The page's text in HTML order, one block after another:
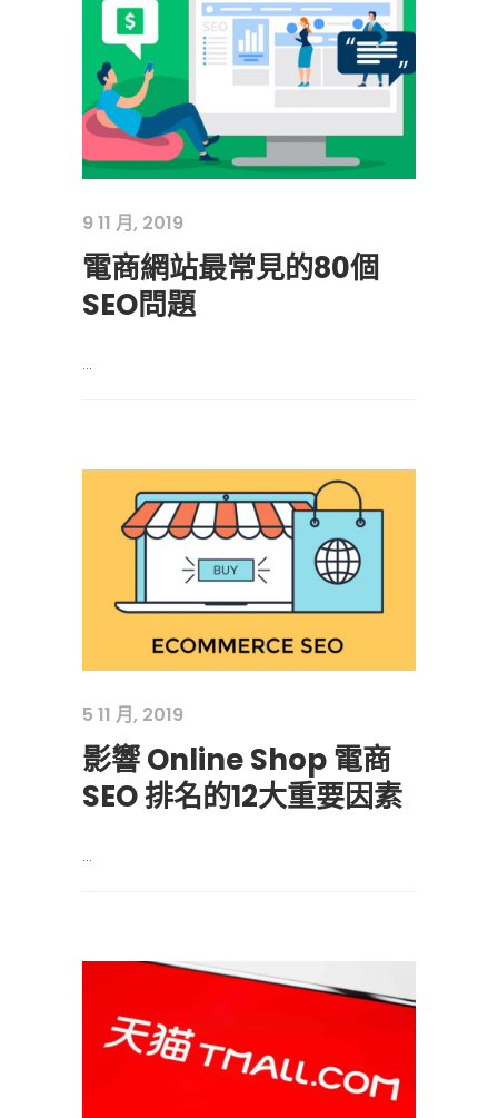
9 11 月, 2019
電商網站最常見的80個
SEO問題
...
5 11 月, 2019
影響 Online Shop 電商
SEO 排名的12大重要因素
...